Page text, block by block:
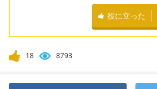
役に立った
18 8793